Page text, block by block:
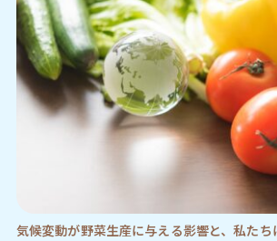
気候変動が野菜生産に与える影響と、私たち